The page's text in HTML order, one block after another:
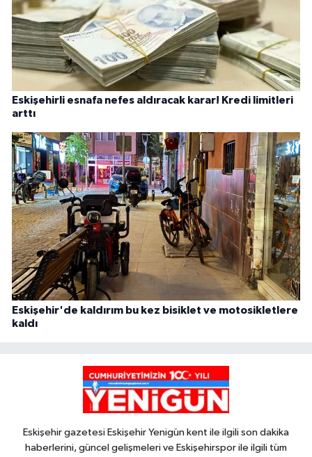
Eskişehirli esnafa nefes aldıracak karar! Kredi limitleri
arttı
Eskişehir'de kaldırım bu kez bisiklet ve motosikletlere
kaldı
Eskişehir gazetesi Eskişehir Yenigün kent ile ilgili son dakika
haberlerini, güncel gelişmeleri ve Eskişehirspor ile ilgili tüm